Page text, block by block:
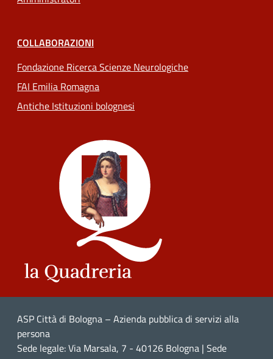
COLLABORAZIONI
Fondazione Ricerca Scienze Neurologiche
FAI Emilia Romagna
Antiche Istituzioni bolognesi
ASP Città di Bologna – Azienda pubblica di servizi alla
persona
Sede legale: Via Marsala, 7 - 40126 Bologna | Sede